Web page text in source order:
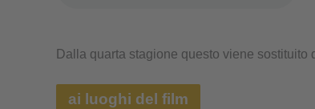
Dalla quarta stagione questo viene
ai luoghi del film